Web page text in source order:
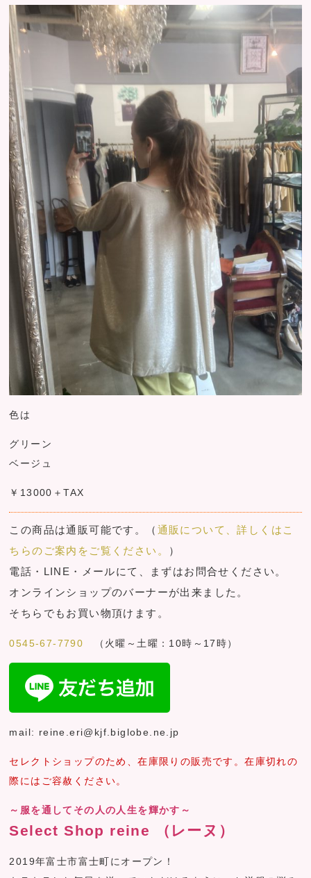
色は
グリーン
ベージュ
￥13000＋TAX
この商品は通販可能です。（ 通販について、詳しくはこ
ちらのご案内をご覧ください。
）
電話・LINE・メールにて、まずはお問合せください。
オンラインショップのバーナーが出来ました。
そちらでもお買い物頂けます。
0545-67-7790 （火曜～土曜：10時～17時）
mail: reine.eri@kjf.biglobe.ne.jp
セレクトショップのため、在庫限りの販売です。在庫切れの
際にはご容赦ください。
～服を通してその人の人生を輝かす～
Select Shop reine （レーヌ）
2019年富士市富士町にオープン！